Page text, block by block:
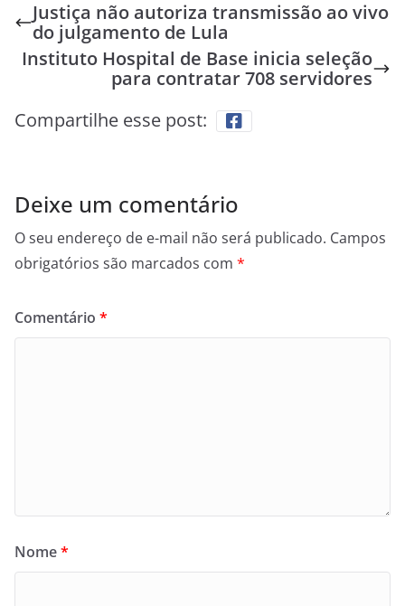
Justiça não autoriza transmissão ao vivo
do julgamento de Lula
Instituto Hospital de Base inicia seleção
para contratar 708 servidores
Compartilhe esse post:
Deixe um comentário
O seu endereço de e-mail não será publicado. Campos
obrigatórios são marcados com *
Comentário *
Nome*